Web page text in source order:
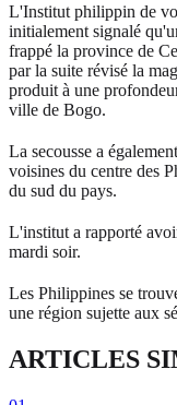
L'Institut philippin de
initialement signalé
frappé la province de
par la suite révisé la
produit à une
ville de Bogo.
La secousse a
voisines du centre des
du sud du pays.
L'institut a rapporté
mardi soir.
Les Philippines se
une région sujette aux
ARTICLES